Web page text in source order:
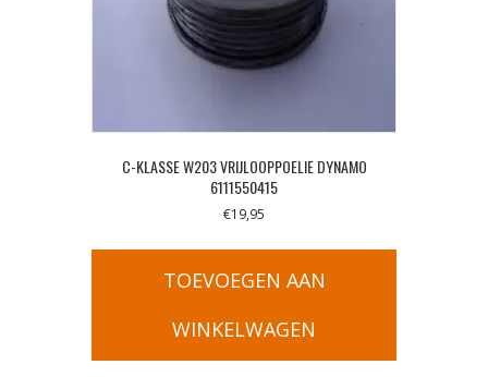
C-KLASSE W203 VRIJLOOPPOELIE DYNAMO
6111550415
€19,95
TOEVOEGEN AAN
WINKELWAGEN